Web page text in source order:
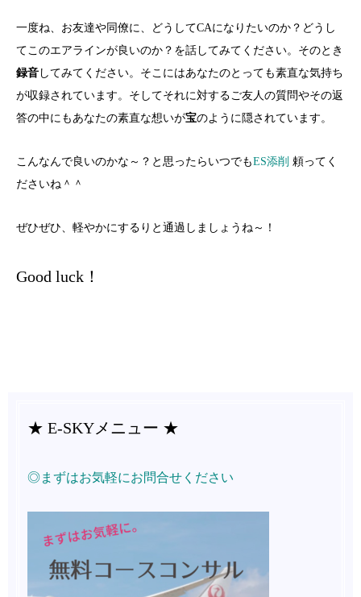
一度ね、お友達や同僚に、どうしてCAになりたいのか？どうし
てこのエアラインが良いのか？を話してみてください。そのとき
録音 してみてください。そこにはあなたのとっても素直な気持ち
が収録されています。そしてそれに対するご友人の質問やその返
答の中にもあなたの素直な想いが宝のように隠されています。
こんなんで良いのかな～？と思ったらいつでもES添削 頼ってく
ださいね＾＾
ぜひぜひ、軽やかにするりと通過しましょうね～！
Good luck！
★ E-SKYメニュー ★
◎まずはお気軽にお問合せください